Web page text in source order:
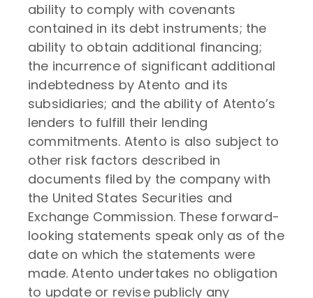
ability to comply with covenants
contained in its debt instruments; the
ability to obtain additional financing;
the incurrence of significant additional
indebtedness by Atento and its
subsidiaries; and the ability of Atento’s
lenders to fulfill their lending
commitments. Atento is also subject to
other risk factors described in
documents filed by the company with
the United States Securities and
Exchange Commission. These forward-
looking statements speak only as of the
date on which the statements were
made. Atento undertakes no obligation
to update or revise publicly any